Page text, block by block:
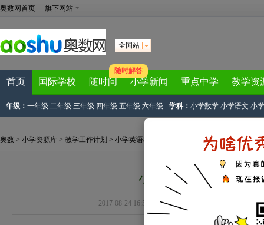
奥数网首页 旗下网站
全国站
首页 国际学校 随时问
随时解答
小学新闻 重点中学 教学资
年级： 一年级 二年级 三年级 四年级 五年级 六年级 学科： 小学数学 小学语文 小
奥数 > 小学资源库 > 教学工作计划 > 小学英语教学计划 六年级下册英语教学计划>
小学六年级下册英语教
2017-08-24 16:54:24 英语教